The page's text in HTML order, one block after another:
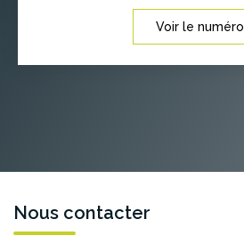
Voir le numéro
Nous contacter